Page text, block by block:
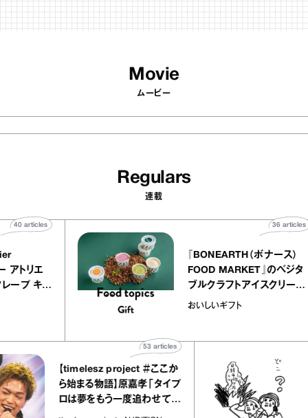
Movie
ムービー
Regulars
連載
atelier
アリー アトリエ
ミルクレープ キャ
40
『BONEARTH（ボナ
FOOD MARKET』
ブルクラフトアイス
｜真野知子の「おい
おいしいギフト
【timelesz project ＃ここか
ら始まる物語】原嘉孝「タイプ
ロは夢をもう一度追わせてく
れた場所」
articles
「日